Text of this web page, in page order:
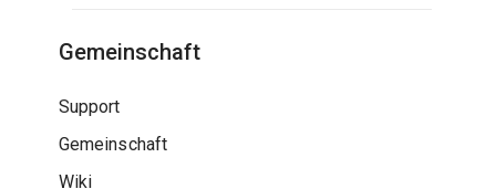
Gemeinschaft
Support
Gemeinschaft
Wiki